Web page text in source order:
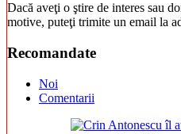
Dacă aveţi o ştire de interes sau
motive, puteţi trimite un email la
Recomandate
Noi
Comentarii